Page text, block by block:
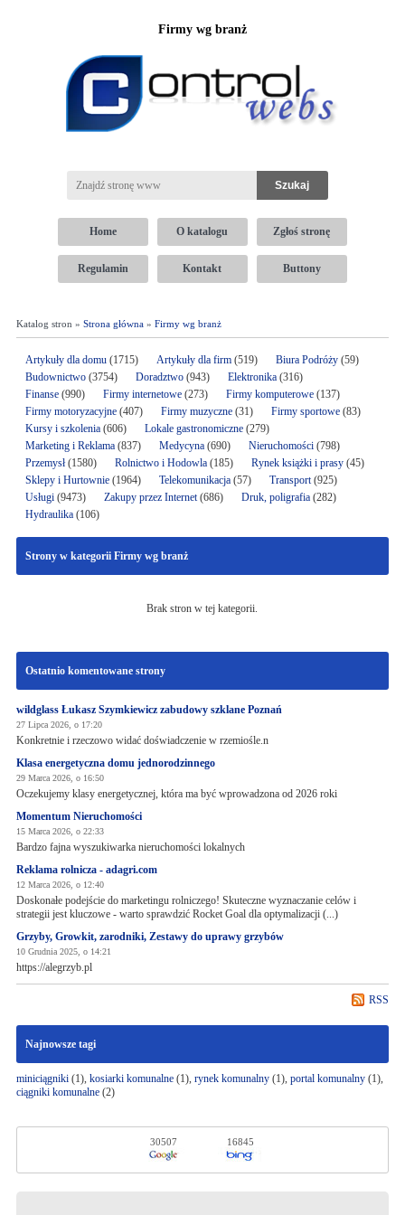
Firmy wg branż
Home O katalogu Zgłoś stronę
Regulamin Kontakt Buttony
Katalog stron » Strona główna» Firmy wg branż
Artykuły dla domu(1715) Artykuły dla firm(519) Biura Podróży(59)
Budownictwo(3754) Doradztwo(943) Elektronika (316)
Finanse(990) Firmy internetowe (273) Firmy komputerowe(137)
Firmy motoryzacyjne(407) Firmy muzyczne(31) Firmy sportowe(83)
Kursy i szkolenia(606) Lokale gastronomiczne(279)
Marketing i Reklama(837) Medycyna(690) Nieruchomości(798)
Przemysł(1580) Rolnictwo i Hodowla(185) Rynek książki i prasy(45)
Sklepy i Hurtownie(1964) Telekomunikacja(57) Transport(925)
Usługi(9473) Zakupy przez Internet(686) Druk, poligrafia(282)
Hydraulika(106)
Strony w kategorii Firmy wg branż
Brak stron w tej kategorii.
Ostatnio komentowane strony
wildglass Łukasz Szymkiewicz zabudowy szklane Poznań
27 Lipca 2026, o 17:20
Konkretnie i rzeczowo widać doświadczenie w rzemiośle.n
Klasa energetyczna domu jednorodzinnego
29 Marca 2026, o 16:50
Oczekujemy klasy energetycznej, która ma być wprowadzona od 2026 roki
Momentum Nieruchomości
15 Marca 2026, o 22:33
Bardzo fajna wyszukiwarka nieruchomości lokalnych
Reklama rolnicza - adagri.com
12 Marca 2026, o 12:40
Doskonałe podejście do marketingu rolniczego! Skuteczne wyznaczanie celów i
strategii jest kluczowe - warto sprawdzić Rocket Goal dla optymalizacji (...)
Grzyby, Growkit, zarodniki, Zestawy do uprawy grzybów
10 Grudnia 2025, o 14:21
https://alegrzyb.pl
RSS
Najnowsze tagi
miniciągniki(1), kosiarki komunalne(1), rynek komunalny(1), portal komunalny(1),
ciągniki komunalne(2)
30507 16845